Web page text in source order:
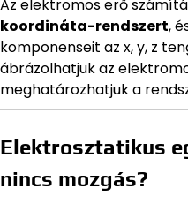
Az elektromos erő
koordináta-rendszert,
komponenseit az x, y, z
ábrázolhatjuk az
meghatározhatjuk a
Elektrosztatikus
nincs mozgás?